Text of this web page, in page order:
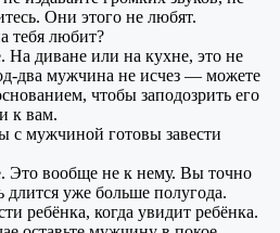
Они этого не любят.
тебя любит?
На диване или на кухне, это не
два мужчина не исчез — можете
чтобы заподозрить его
к вам.
с мужчиной готовы завести
Это вообще не к нему. Вы точно
длится уже больше полугода.
ребёнка, когда увидит ребёнка.